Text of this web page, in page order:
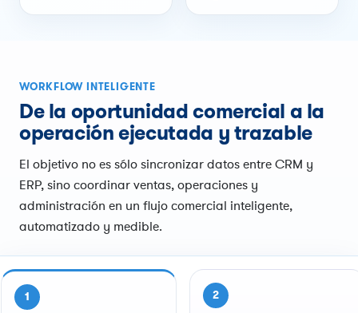
WORKFLOW INTELIGENTE
De la oportunidad comercial a la
operación ejecutada y trazable
El objetivo no es sólo sincronizar datos entre CRM y
ERP, sino coordinar ventas, operaciones y
administración en un flujo comercial inteligente,
automatizado y medible.
1 2